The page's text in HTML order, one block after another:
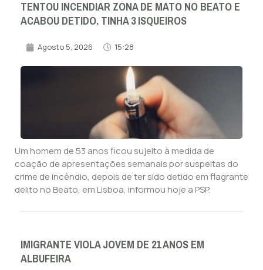
TENTOU INCENDIAR ZONA DE MATO NO BEATO E
ACABOU DETIDO. TINHA 3 ISQUEIROS
Agosto 5, 2026 15:28
Um homem de 53 anos ficou sujeito à medida de
coação de apresentações semanais por suspeitas do
crime de incêndio, depois de ter sido detido em flagrante
delito no Beato, em Lisboa, informou hoje a PSP.
IMIGRANTE VIOLA JOVEM DE 21 ANOS EM
ALBUFEIRA